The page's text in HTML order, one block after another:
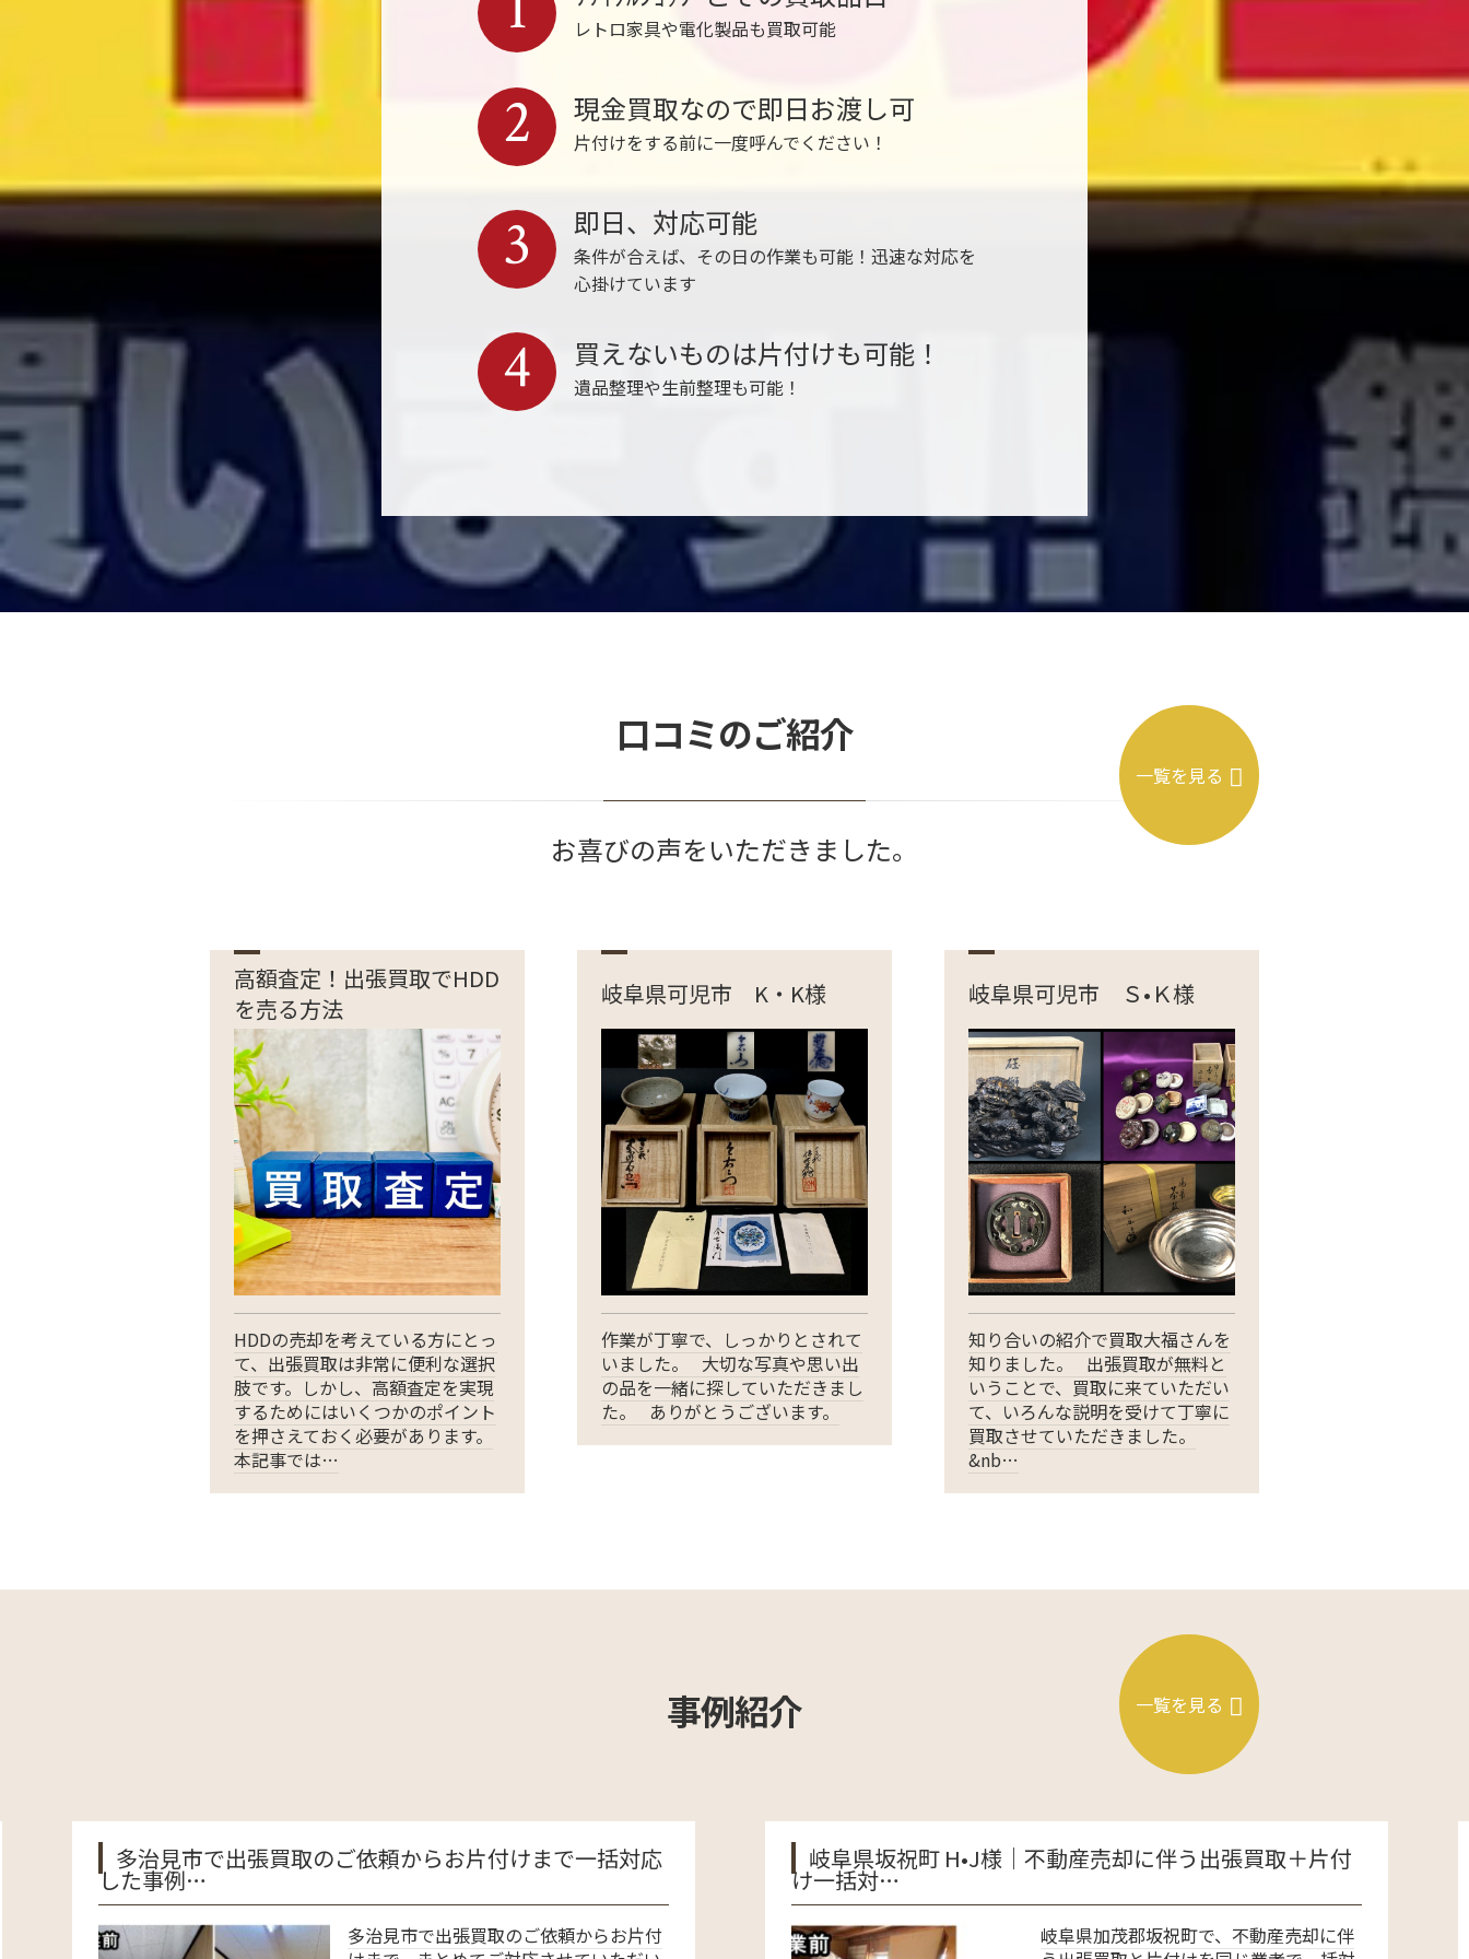
レトロ家具や電化製品も買取可能
現金買取なので即日お渡し可
片付けをする前に一度呼んでください！
2
即日、対応可能
条件が合えば、その日の作業も可能！迅速な対応を
心掛けています
3
買えないものは片付けも可能！
遺品整理や生前整理も可能！
4
口コミのご紹介
お喜びの声をいただきました。
一覧を見る
高額査定！出張買取でHDD
を売る方法
HDDの売却を考えている方にとっ
て、出張買取は非常に便利な選択
肢です。しかし、高額査定を実現
するためにはいくつかのポイント
を押さえておく必要があります。
本記事では…
岐阜県可児市 K・K様
作業が丁寧で、しっかりとされて
いました。 大切な写真や思い出
の品を一緒に探していただきまし
た。 ありがとうございます。
岐阜県可児市 Ｓ•Ｋ様
知り合いの紹介で買取大福さんを
知りました。 出張買取が無料と
いうことで、買取に来ていただい
て、いろんな説明を受けて丁寧に
買取させていただきました。
&nb…
事例紹介 一覧を見る
で出張買取のご依頼からお片付けまで一括対応
多治見市で出張買取のご依頼からお片付
岐阜県坂祝町 H•J様｜不動産売却に伴う出張買取＋片付
け一括対…
岐阜県加茂郡坂祝町で、不動産売却に伴
可児市で遺品
計15万円…